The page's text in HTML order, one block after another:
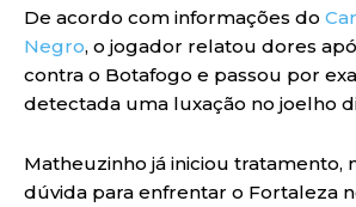
De acordo com informações do
Negro, o jogador relatou dores
contra o Botafogo e passou por
detectada uma luxação no joelho
Matheuzinho já iniciou tratamento,
dúvida para enfrentar o Fortaleza